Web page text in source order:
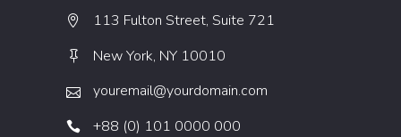
113 Fulton Street, Suite 721
New York, NY 10010
youremail@yourdomain.com
+88 (0) 101 0000 000